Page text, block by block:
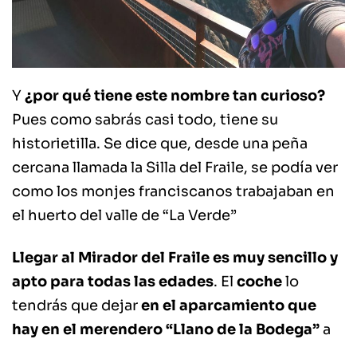
Y¿por qué tiene este nombre tan curioso?
Pues como sabrás casi todo, tiene su
historietilla. Se dice que, desde una peña
cercana llamada la Silla del Fraile, se podía ver
como los monjes franciscanos trabajaban en
el huerto del valle de “La Verde”
Llegar al Mirador del Fraile es muy sencillo y
apto para todas las edades. El cochelo
tendrás que dejaren el aparcamiento que
hay en el merendero “Llano de la Bodega”a